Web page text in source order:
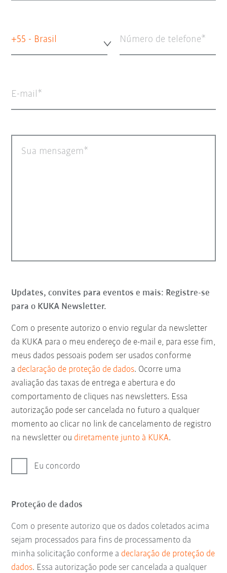
+55 - Brasil Número de telefone
E-mail
Sua mensagem
Updates, convites para eventos e mais: Registre-se
para o KUKA Newsletter.
Com o presente autorizo o envio regular da newsletter
da KUKA para o meu endereço de e-mail e, para esse fim,
meus dados pessoais podem ser usados conforme
a declaração de proteção de dados. Ocorre uma
avaliação das taxas de entrega e abertura e do
comportamento de cliques nas newsletters. Essa
autorização pode ser cancelada no futuro a qualquer
momento ao clicar no link de cancelamento de registro
na newsletter ou diretamente junto à KUKA.
Eu concordo
Proteção de dados
Com o presente autorizo que os dados coletados acima
sejam processados para fins de processamento da
minha solicitação conforme a declaração de proteção de
dados. Essa autorização pode ser cancelada a qualquer